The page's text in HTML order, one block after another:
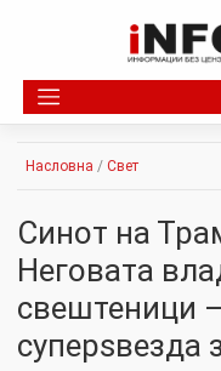
Насловна / Свет
Синот на
Неговата
свештеници
суперѕвезда